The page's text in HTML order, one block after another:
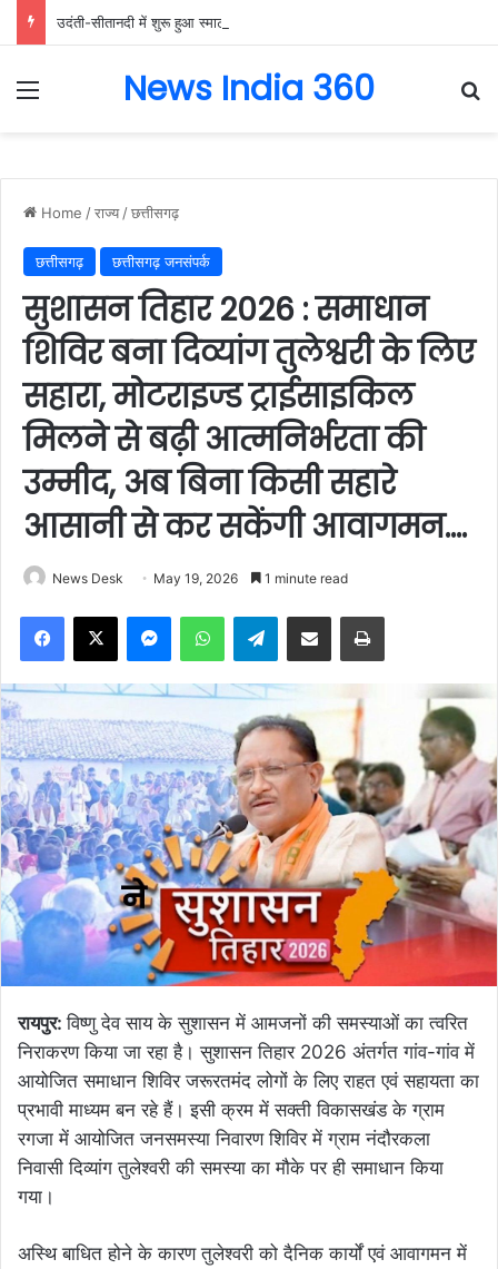
Menu News India 360
Home /राज्य /छत्तीसगढ़
छत्तीसगढ़ छत्तीसगढ़ जनसंपर्क
सुशासन तिहार 2026 : समाधान
शिविर बना दिव्यांग तुलेश्वरी के लिए
सहारा, मोटराइज्ड ट्राईसाइकिल
मिलने से बढ़ी आत्मनिर्भरता की
उम्मीद, अब बिना किसी सहारे
आसानी से कर सकेंगी आवागमन….
News Desk May 19, 2026 1 minute read
Facebook
X MessengerWhatsAppTelegramShare via Email Print
रायपुर:विष्णु देव साय के सुशासन में आमजनों की समस्याओं का त्वरित
निराकरण किया जा रहा है। सुशासन तिहार 2026 अंतर्गत गांव-गांव में
आयोजित समाधान शिविर जरूरतमंद लोगों के लिए राहत एवं सहायता का
प्रभावी माध्यम बन रहे हैं। इसी क्रम में सक्ती विकासखंड के ग्राम
रगजा में आयोजित जनसमस्या निवारण शिविर में ग्राम नंदौरकला
निवासी दिव्यांग तुलेश्वरी की समस्या का मौके पर ही समाधान किया
गया।
अस्थि बाधित होने के कारण तुलेश्वरी को दैनिक कार्यों एवं आवागमन में